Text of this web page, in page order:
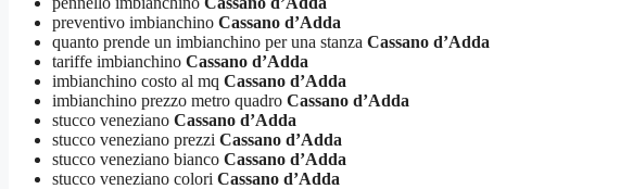
preventivo imbianchino Cassano d’Adda
quanto prende un imbianchino per una stanza Cassano d’Adda
tariffe imbianchino Cassano d’Adda
imbianchino costo al mq Cassano d’Adda
imbianchino prezzo metro quadro Cassano d’Adda
stucco veneziano Cassano d’Adda
stucco veneziano prezzi Cassano d’Adda
stucco veneziano bianco Cassano d’Adda
stucco veneziano colori Cassano d’Adda